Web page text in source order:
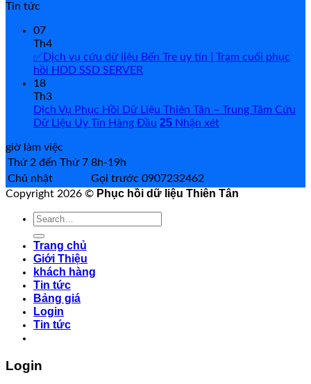
Tin tức
07
Th4
✅Dịch vụ cứu dữ liệu Bến Tre uy tín | Trạm cuối phục
hồi HDD SSD SERVER
18
Th3
Dịch Vụ Phục Hồi Dữ Liệu Thiên Tân – Trung Tâm Cứu
Dữ Liệu Uy Tín Hàng Đầu 25 Nhận xét
giờ làm việc
Thứ 2 đến Thứ 7 8h-19h
Chủ nhật
Gọi trước 0907232462
Copyright 2026 © Phục hồi dữ liệu Thiên Tân
Search
Trang chủ
Giới Thiệu
khách hàng
Tin tức
Bảng giá
Login
Tin tức
Login